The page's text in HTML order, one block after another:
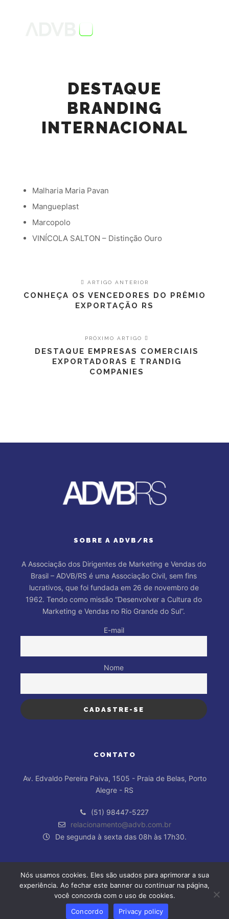
DESTAQUE
BRANDING
INTERNACIONAL
Malharia Maria Pavan
Mangueplast
Marcopolo
VINÍCOLA SALTON – Distinção Ouro
ARTIGO ANTERIOR
CONHEÇA OS VENCEDORES DO PRÊMIO
EXPORTAÇÃO RS
PRÓXIMO ARTIGO
DESTAQUE EMPRESAS COMERCIAIS
EXPORTADORAS E TRANDIG
COMPANIES
SOBRE A ADVB/RS
A Associação dos Dirigentes de Marketing e Vendas do
Brasil – ADVB/RS é uma Associação Civil, sem fins
lucrativos, que foi fundada em 26 de novembro de
1962. Tendo como missão “Desenvolver a Cultura do
Marketing e Vendas no Rio Grande do Sul”.
E-mail
Nome
CONTATO
Av. Edvaldo Pereira Paiva, 1505 - Praia de Belas, Porto
Alegre - RS
(51) 98447-5227
relacionamento@advb.com.br
De segunda à sexta das 08h às 17h30.
ADVB/RS - Todos os direitos reservados.
Nós usamos cookies. Eles são usados para aprimorar a sua
experiência. Ao fechar este banner ou continuar na página,
você concorda com o uso de cookies.
Concordo
Privacy policy